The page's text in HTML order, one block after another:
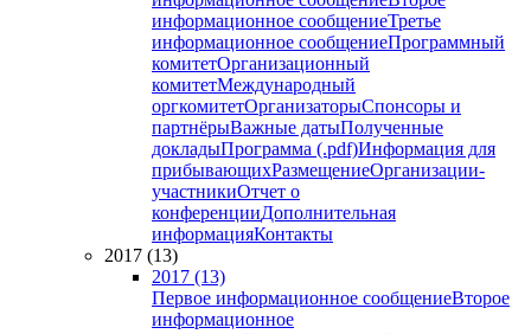
информационное сообщениеТретье
информационное сообщениеПрограммный
комитетОрганизационный
комитетМеждународный
оргкомитетОрганизаторыСпонсоры и
партнёрыВажные датыПолученные
докладыПрограмма (.pdf)Информация для
прибывающихРазмещениеОрганизации-
участникиОтчет о
конференцииДополнительная
информацияКонтакты
2017 (13)
2017 (13)
Первое информационное сообщениеВторое
информационное